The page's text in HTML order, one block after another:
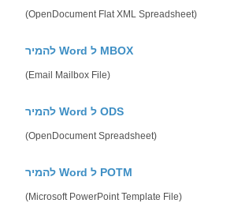
(OpenDocument Flat XML Spreadsheet)
להמיר Word ל MBOX
(Email Mailbox File)
להמיר Word ל ODS
(OpenDocument Spreadsheet)
להמיר Word ל POTM
(Microsoft PowerPoint Template File)